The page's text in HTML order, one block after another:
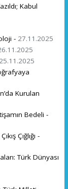
Kabul
- 27.11.2025
25.11.2025
Kurulan
Bedeli -
Çığlığı -
Türk Dünyası